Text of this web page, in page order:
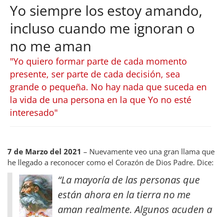
Yo siempre los estoy amando,
incluso cuando me ignoran o
no me aman
"Yo quiero formar parte de cada momento
presente, ser parte de cada decisión, sea
grande o pequeña. No hay nada que suceda en
la vida de una persona en la que Yo no esté
interesado"
7 de Marzo del 2021 – Nuevamente veo una gran llama que
he llegado a reconocer como el Corazón de Dios Padre. Dice:
“La mayoría de las personas que
están ahora en la tierra no me
aman realmente. Algunos acuden a